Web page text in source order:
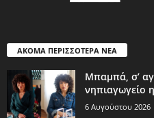
ΑΚΟΜΑ ΠΕΡΙΣΣΟΤΕΡΑ ΝΕΑ
Μπαμπά, σ’
νηπιαγωγείο
6 Αυγούστου 2026